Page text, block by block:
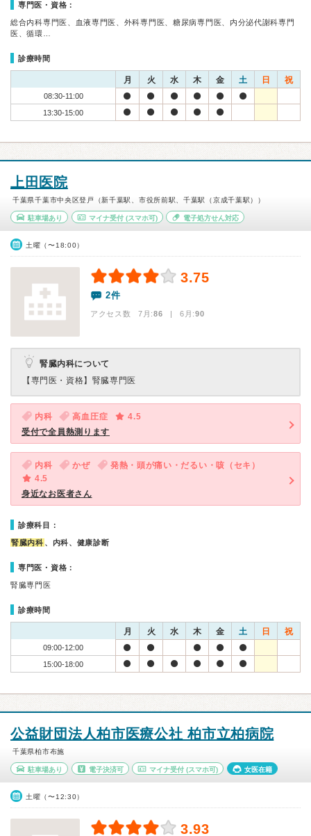
専門医・資格：
総合内科専門医、血液専門医、外科専門医、糖尿病専門医、内分泌代謝科専門
医、循環…
診療時間
月 火 水 木 金 土 日 祝
08:30-11:00
13:30-15:00
上田医院
千葉県千葉市中央区登戸（新千葉駅、市役所前駅、千葉駅（京成千葉駅））
駐車場あり マイナ受付(スマホ可) 電子処方せん対応
土曜（〜18:00）
3.75
2件
アクセス数 7月:86 | 6月:90
腎臓内科について
【専門医・資格】 腎臓専門医
内科 高血圧症
4.5
受付で全員熱測ります
内科 かぜ
発熱・頭が痛い・だるい・咳（セキ）
4.5
身近なお医者さん
診療科目：
腎臓内科 、内科、健康診断
専門医・資格：
腎臓専門医
診療時間
月 火 水 木 金 土 日 祝
09:00-12:00
15:00-18:00
公益財団法人柏市医療公社 柏市立柏病院
千葉県柏市布施
駐車場あり 電子決済可 マイナ受付 (スマホ可) 女医在籍
土曜（〜12:30）
3.93